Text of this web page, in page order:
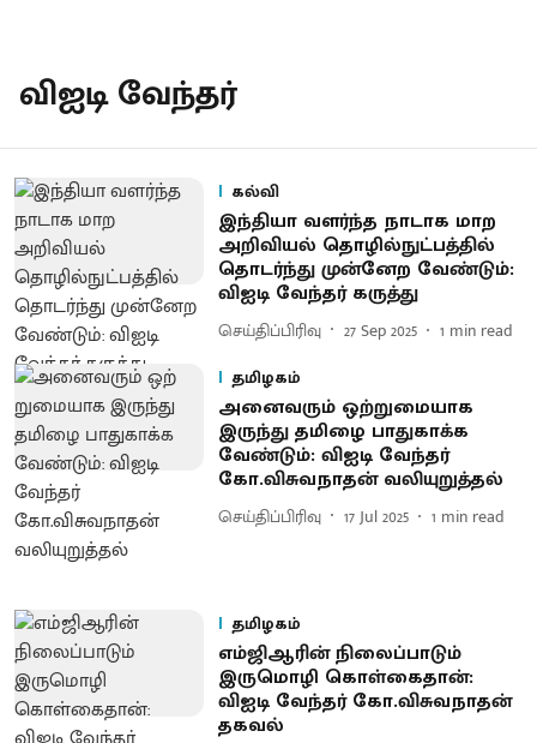
விஐடி வேந்தர்
கல்வி
இந்தியா வளர்ந்த நாடாக மாற
அறிவியல் தொழில்நுட்பத்தில்
தொடர்ந்து முன்னேற வேண்டும்:
விஐடி வேந்தர் கருத்து
செய்திப்பிரிவு 27 Sep 2025 1 min read
தமிழகம்
அனை​வரும் ஒற்​றுமை​யாக
இருந்து தமிழை பாதுகாக்க
வேண்டும்: விஐடி வேந்தர்
கோ.விசுவநாதன் வலியுறுத்தல்
செய்திப்பிரிவு 17 Jul 2025 1 min read
தமிழகம்
எம்ஜிஆரின் நிலைப்பாடும்
இருமொழி கொள்கைதான்:
விஐடி வேந்தர் கோ.விசுவநாதன்
தகவல்